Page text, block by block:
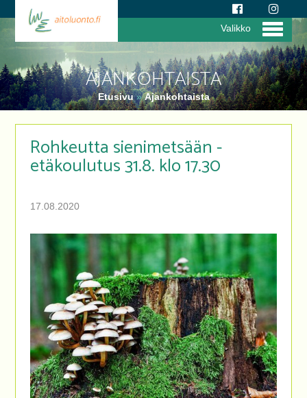
AJANKOHTAISTA
Etusivu»Ajankohtaista
Valikko
Rohkeutta sienimetsään -
etäkoulutus 31.8. klo 17.30
17.08.2020